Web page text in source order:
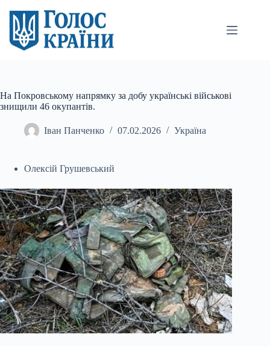
вмісту
На Покровському напрямку за добу українські військові
знищили 46 окупантів.
Іван Панченко 07.02.2026 Україна
Олексій Грушевський